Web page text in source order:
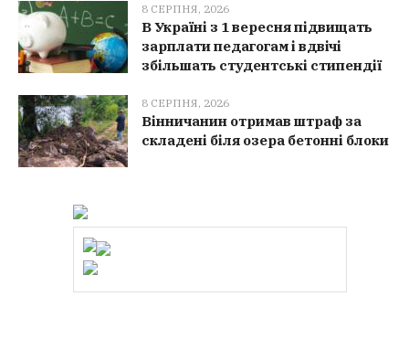
8 СЕРПНЯ, 2026
В Україні з 1 вересня підвищать
зарплати педагогам і вдвічі
збільшать студентські стипендії
8 СЕРПНЯ, 2026
Вінничанин отримав штраф за
складені біля озера бетонні блоки